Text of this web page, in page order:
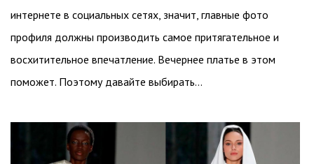
интернете в социальных сетях, значит, главные фото
профиля должны производить самое притягательное и
восхитительное впечатление. Вечернее платье в этом
поможет. Поэтому давайте выбирать…